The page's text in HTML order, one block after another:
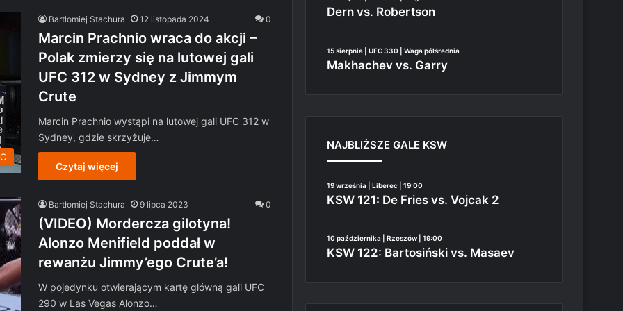
Bartłomiej Stachura 12 listopada 2024 0
Marcin Prachnio wraca do akcji –
Polak zmierzy się na lutowej gali
UFC 312 w Sydney z Jimmym
Crute
Marcin Prachnio wystąpi na lutowej gali UFC 312 w
Sydney, gdzie skrzyżuje…
Czytaj więcej
Bartłomiej Stachura 9 lipca 2023 0
(VIDEO) Mordercza gilotyna!
Alonzo Menifield poddał w
rewanżu Jimmy’ego Crute’a!
W pojedynku otwierającym kartę główną gali UFC
290 w Las Vegas Alonzo…
Dern vs. Robertson
15 sierpnia | UFC 330 | Waga półśrednia
Makhachev vs. Garry
NAJBLIŻSZE GALE KSW
19 września | Liberec | 19:00
KSW 121: De Fries vs. Vojcak 2
10 października | Rzeszów | 19:00
KSW 122: Bartosiński vs. Masaev